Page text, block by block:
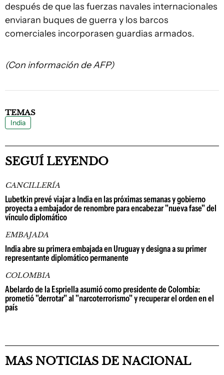
después de que las fuerzas navales internacionales
enviaran buques de guerra y los barcos
comerciales incorporasen guardias armados.
(Con información de AFP)
TEMAS
India
SEGUÍ LEYENDO
CANCILLERÍA
Lubetkin prevé viajar a India en las próximas semanas y gobierno
proyecta a embajador de renombre para encabezar "nueva fase" del
vínculo diplomático
EMBAJADA
India abre su primera embajada en Uruguay y designa a su primer
representante diplomático permanente
COLOMBIA
Abelardo de la Espriella asumió como presidente de Colombia:
prometió "derrotar" al "narcoterrorismo" y recuperar el orden en el
país
MAS NOTICIAS DE NACIONAL